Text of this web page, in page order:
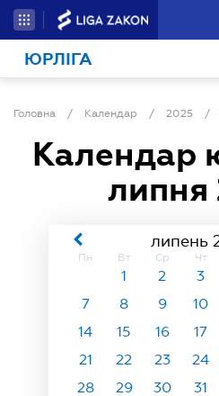
ЮРЛІГА
Головна / Календар / 2025 /
Календар
липня
липень
Пн Вт Ср Чт
1 2 3
7
8 9 10
14
15 16 17
21
22 23 24
28
29 30 31